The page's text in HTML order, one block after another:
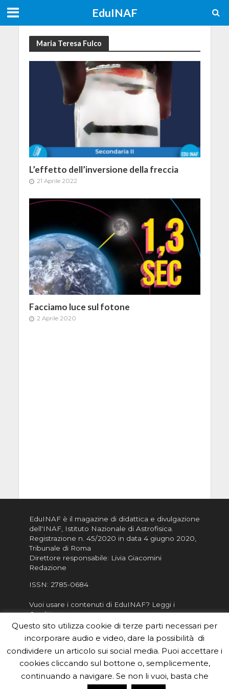
EduINAF
Maria Teresa Fulco
L’effetto dell’inversione della freccia
21 Aprile 2022
Facciamo luce sul fotone
2 Aprile 2020
EduINAF è il magazine di didattica e divulgazione
dell'INAF, Istituto Nazionale di Astrofisica.
Registrazione n. 45/2020 in data 4 giugno 2020,
Tribunale di Roma
Direttore responsabile: Livia Giacomini
Redazione
ISSN: 2785-0684
Vuoi usare i contenuti di EduINAF? Leggi i
Crediti.
Informativa sulla Privacy
Informatva sui Cookie
Per la rubrica de l'Astronomo risponde, per
inviarci le tue foto o i tuoi contributi, scrivici a
redazione.edu [chiocciola] inaf.it oppure compila
Questo sito utilizza cookie di terze parti necessari per
incorporare audio e video, dare la possibilità di
condividere un articolo sui social media. Puoi accettare i
cookies cliccando sul bottone o, semplicemente,
continuando a navigare. Se non li vuoi, basta che